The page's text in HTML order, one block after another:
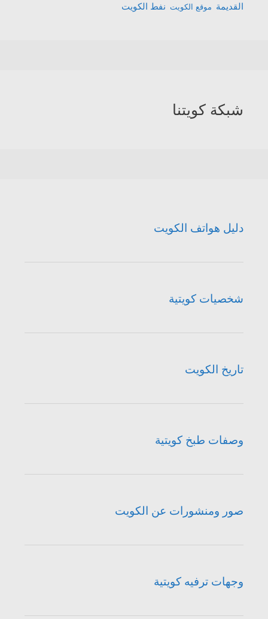
القديمة موقع الكويت نفط الكويت
شبكة كويتنا
دليل هواتف الكويت
شخصيات كويتية
تاريخ الكويت
وصفات طبخ كويتية
صور ومنشورات عن الكويت
وجهات ترفيه كويتية